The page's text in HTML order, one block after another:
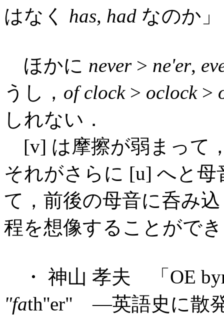
はなく has, had なのか
ほかに never> ne'er,
うし， of clock> oclock>
しれない．
[v] は摩擦が弱まって
それがさらに [u] へと
て，前後の母音に呑み
程を想像することがで
・ 神山 孝夫 「OE
"fath''er" ―英語史に散